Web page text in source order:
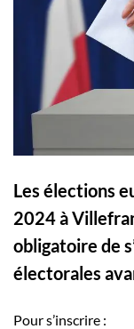
Les élections
2024 à
obligatoire de
électorales
Pour s’inscrire :